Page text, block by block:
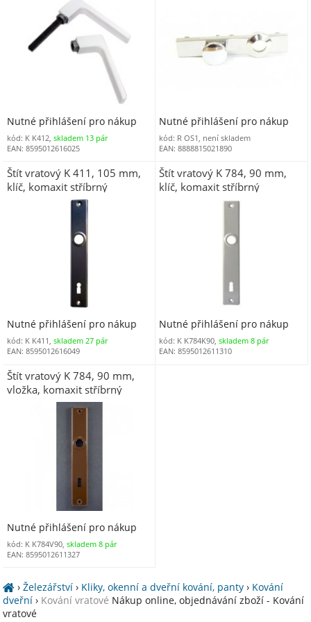
Nutné přihlášení pro nákup
kód: K K412, skladem 13 pár
EAN: 8595012616025
Nutné přihlášení pro nákup
kód: R OS1, není skladem
EAN: 8888815021890
Štít vratový K 411, 105 mm,
klíč, komaxit stříbrný
Nutné přihlášení pro nákup
kód: K K411, skladem 27 pár
EAN: 8595012616049
Štít vratový K 784, 90 mm,
klíč, komaxit stříbrný
Nutné přihlášení pro nákup
kód: K K784K90,skladem 8 pár
EAN: 8595012611310
Štít vratový K 784, 90 mm,
vložka, komaxit stříbrný
Nutné přihlášení pro nákup
kód: K K784V90, skladem 8 pár
EAN: 8595012611327
›Železářství › Kliky, okenní a dveřní kování, panty › Kování
dveřní › Kování vratové Nákup online, objednávání zboží - Kování
vratové